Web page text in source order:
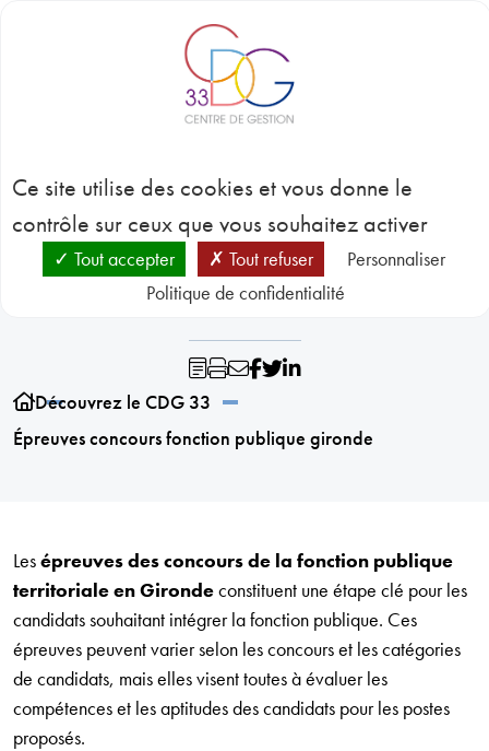
Épreuves concours
fonction publique
gironde
Découvrez le CDG 33
Épreuves concours fonction publique gironde
Lesépreuves des concours de la fonction publique
territoriale en Girondeconstituent une étape clé pour les
candidats souhaitant intégrer la fonction publique. Ces
épreuves peuvent varier selon les concours et les catégories
de candidats, mais elles visent toutes à évaluer les
compétences et les aptitudes des candidats pour les postes
proposés.
Ce site utilise des cookies et vous donne le
contrôle sur ceux que vous souhaitez activer
Tout accepter Tout refuser
Personnaliser
Politique de confidentialité